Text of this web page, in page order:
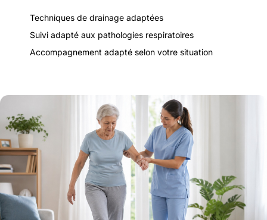
Techniques de drainage adaptées
Suivi adapté aux pathologies respiratoires
Accompagnement adapté selon votre situation